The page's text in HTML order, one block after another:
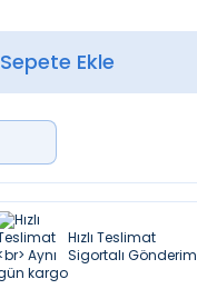
Sepete Ekle
Hızlı Teslimat
Sigortalı Gönderim